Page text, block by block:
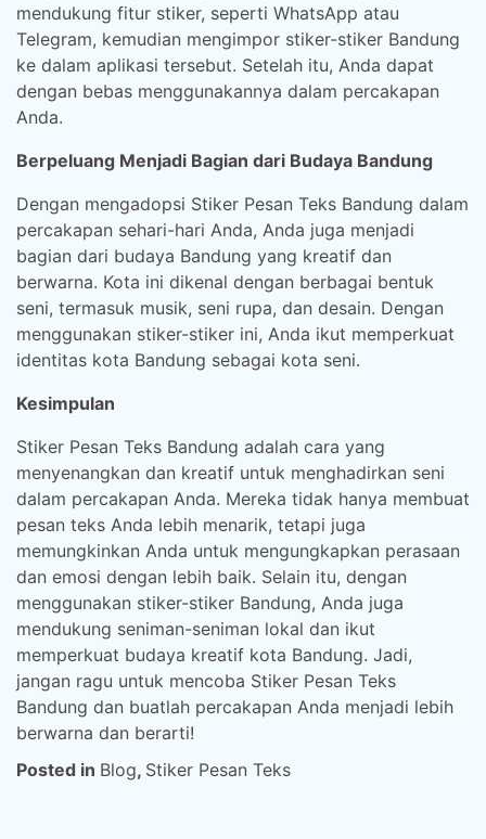
mendukung fitur stiker, seperti WhatsApp atau
Telegram, kemudian mengimpor stiker-stiker Bandung
ke dalam aplikasi tersebut. Setelah itu, Anda dapat
dengan bebas menggunakannya dalam percakapan
Anda.
Berpeluang Menjadi Bagian dari Budaya Bandung
Dengan mengadopsi Stiker Pesan Teks Bandung dalam
percakapan sehari-hari Anda, Anda juga menjadi
bagian dari budaya Bandung yang kreatif dan
berwarna. Kota ini dikenal dengan berbagai bentuk
seni, termasuk musik, seni rupa, dan desain. Dengan
menggunakan stiker-stiker ini, Anda ikut memperkuat
identitas kota Bandung sebagai kota seni.
Kesimpulan
Stiker Pesan Teks Bandung adalah cara yang
menyenangkan dan kreatif untuk menghadirkan seni
dalam percakapan Anda. Mereka tidak hanya membuat
pesan teks Anda lebih menarik, tetapi juga
memungkinkan Anda untuk mengungkapkan perasaan
dan emosi dengan lebih baik. Selain itu, dengan
menggunakan stiker-stiker Bandung, Anda juga
mendukung seniman-seniman lokal dan ikut
memperkuat budaya kreatif kota Bandung. Jadi,
jangan ragu untuk mencoba Stiker Pesan Teks
Bandung dan buatlah percakapan Anda menjadi lebih
berwarna dan berarti!
Posted in Blog, Stiker Pesan Teks